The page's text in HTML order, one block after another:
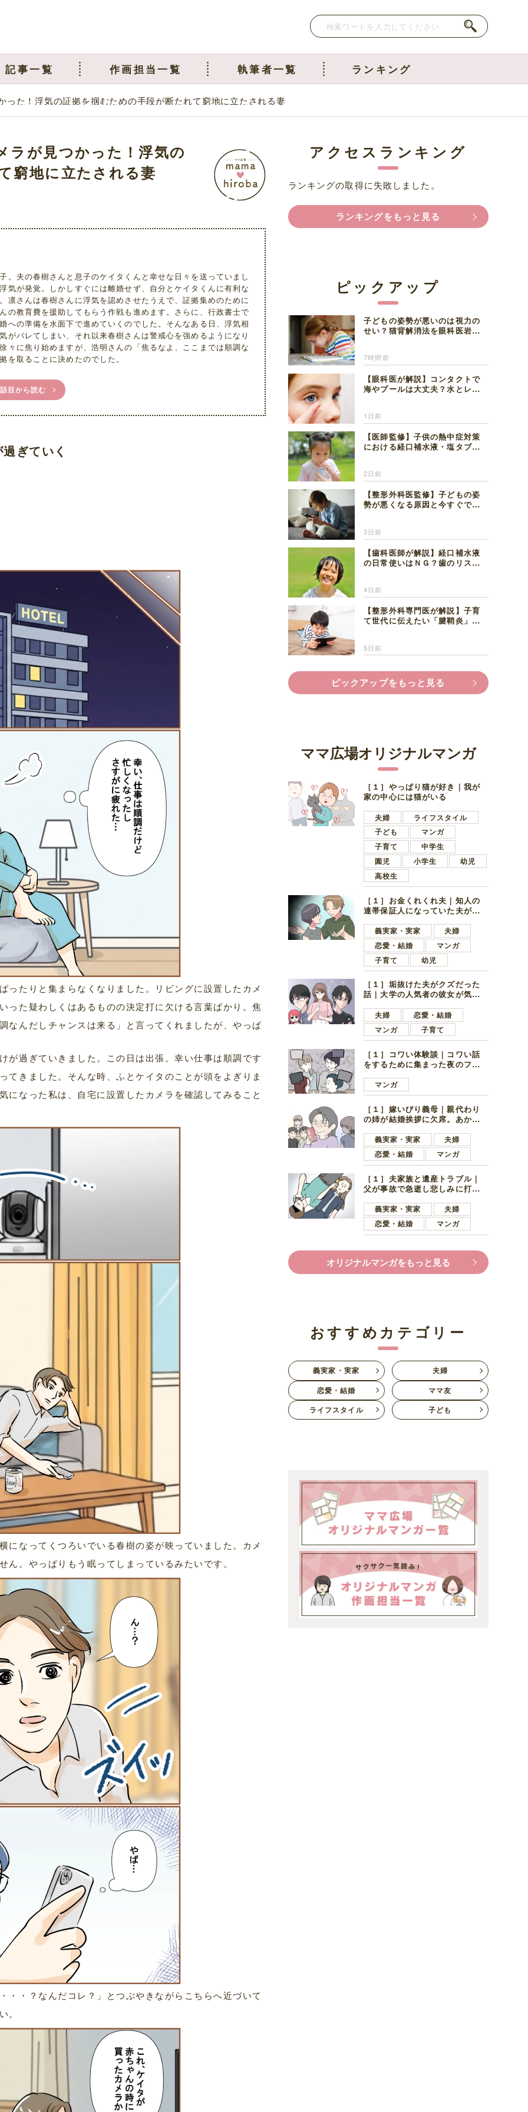
記事一覧 作画担当一覧 執筆者一覧 ランキング
った！浮気の証拠を掴むための手段が断たれて窮地に立たされる妻
ラが見つかった！浮気の
窮地に立たされる妻
夫の春樹さんと息子のケイタくんと幸せな日々を送っていまし
気が発覚。しかしすぐには離婚せず、自分とケイタくんに有利な
凛さんは春樹さんに浮気を認めさせたうえで、証拠集めのために
の教育費を援助してもらう作戦も進めます。さらに、行政書士で
への準備を水面下で進めていくのでした。そんなある日、浮気相
バレてしまい、それ以来春樹さんは警戒心を強めるようになり
々に焦り始めますが、浩明さんの「焦るなよ、ここまでは順調な
を取ることに決めたのでした。
目から読む
ぎていく
ったりと集まらなくなりました。リビングに設置したカメ
った疑わしくはあるものの決定打に欠ける言葉ばかり。焦
なんだしチャンスは来る」と言ってくれましたが、やっぱ
が過ぎていきました。この日は出張。幸い仕事は順調です
てきました。そんな時、ふとケイタのことが頭をよぎりま
になった私は、自宅に設置したカメラを確認してみること
になってくつろいでいる春樹の姿が映っていました。カメ
。やっぱりもう眠ってしまっているみたいです。
・・？なんだコレ？」とつぶやきながらこちらへ近づいて
。
アクセスランキング
ランキングの取得に失敗しました。
ランキングをもっと見る
ピックアップ
子どもの姿勢が悪いのは視力の
せい？猫背解消法を眼科医岩見
7時間前
【眼科医が解説】コンタクトで
海やプールは大丈夫？水とレン
1日前
【医師監修】子供の熱中症対策
における経口補水液・塩タブレ
2日前
【整形外科医監修】子どもの姿
勢が悪くなる原因と今すぐでき
3日前
【歯科医師が解説】経口補水液
の日常使いはＮＧ？歯のリスク
4日前
【整形外科専門医が解説】子育
て世代に伝えたい「腱鞘炎」の
5日前
ピックアップをもっと見る
ママ広場オリジナルマンガ
［１］やっぱり猫が好き｜我が
家の中心には猫がいる
夫婦
ライフスタイル
子ども
マンガ
子育て
中学生
園児
小学生
幼児
高校生
［１］お金くれくれ夫｜知人の
連帯保証人になっていた夫が家
言ってきた
義実家・実家
夫婦
恋愛・結婚
マンガ
子育て
幼児
［１］垢抜けた夫がクズだった
話｜大学の人気者の彼女が気に
子学生
夫婦
恋愛・結婚
マンガ
子育て
［１］コワい体験談｜コワい話
をするために集まった夜のファ
好きの男の子ママ
マンガ
［１］嫁いびり義母｜親代わり
の姉が結婚挨拶に欠席。あから
義実家・実家
夫婦
恋愛・結婚
マンガ
［１］夫家族と遺産トラブル｜
父が事故で急逝し悲しみに打ち
ます夫
義実家・実家
夫婦
恋愛・結婚
マンガ
オリジナルマンガをもっと見る
おすすめカテゴリー
義実家・実家
夫婦
恋愛・結婚
ママ友
ライフスタイル
子ども